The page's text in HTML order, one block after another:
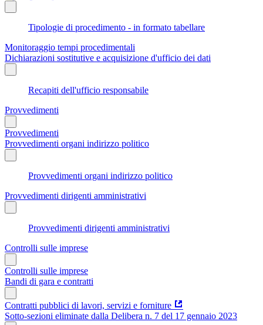
Tipologie di procedimento - in formato tabellare
Monitoraggio tempi procedimentali
Dichiarazioni sostitutive e acquisizione d'ufficio dei dati
Recapiti dell'ufficio responsabile
Provvedimenti
Provvedimenti
Provvedimenti organi indirizzo politico
Provvedimenti organi indirizzo politico
Provvedimenti dirigenti amministrativi
Provvedimenti dirigenti amministrativi
Controlli sulle imprese
Controlli sulle imprese
Bandi di gara e contratti
Contratti pubblici di lavori, servizi e forniture
Sotto-sezioni eliminate dalla Delibera n. 7 del 17 gennaio 2023